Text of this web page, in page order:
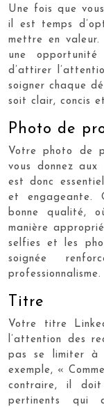
Une fois que
il est temps
mettre en
une
d’attirer
soigner chaque
soit clair, concis
Photo de
Votre photo de
vous donnez
est donc
et engageante.
bonne qualité,
manière
selfies et les
soignée
professionnalisme.
Titre
Votre titre
l’attention des
pas se limiter à
exemple, «
contraire, il doit
pertinents qui